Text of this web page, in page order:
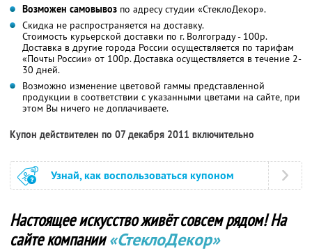
Возможен самовывоз по адресу студии «СтеклоДекор».
Скидка не распространяется на доставку.
Стоимость курьерской доставки по г. Волгограду - 100р.
Доставка в другие города России осуществляется по тарифам
«Почты России» от 100р. Доставка осуществляется в течение 2-
30 дней.
Возможно изменение цветовой гаммы представленной
продукции в соответствии с указанными цветами на сайте, при
этом Вы ничего не доплачиваете.
Купон действителен по 07 декабря 2011 включительно
Узнай, как воспользоваться купоном
Настоящее искусство живёт совсем рядом! На
сайте компании«СтеклоДекор»